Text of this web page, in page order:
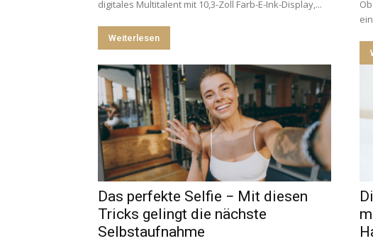
digitales Multitalent mit 10,3-Zoll Farb-E-Ink-Display,...
Weiterlesen
Das perfekte Selfie − Mit diesen
Tricks gelingt die nächste
Selbstaufnahme